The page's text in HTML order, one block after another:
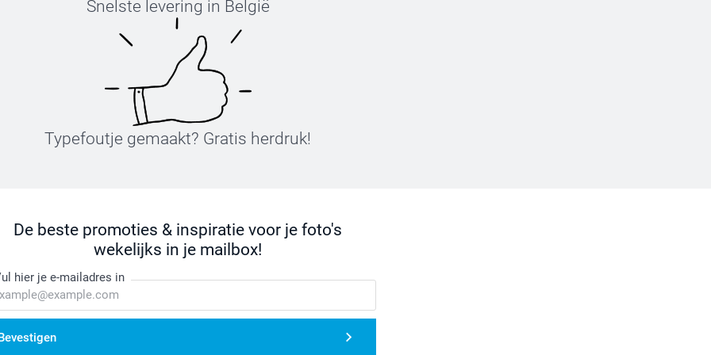
Snelste levering in België
Typefoutje gemaakt? Gratis herdruk!
De beste promoties & inspiratie voor je foto's
wekelijks in je mailbox!
hier je e-mailadres in